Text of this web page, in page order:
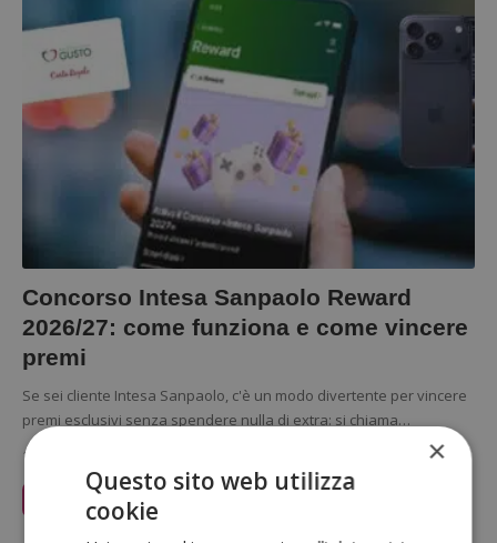
Concorso Intesa Sanpaolo Reward
2026/27: come funziona e come vincere
premi
Se sei cliente Intesa Sanpaolo, c'è un modo divertente per vincere
premi esclusivi senza spendere nulla di extra: si chiama…
14 Aprile 2026
Leggi Articolo
×
Questo sito web utilizza
cookie